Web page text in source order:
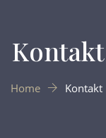
Kontakt
Home Kontakt